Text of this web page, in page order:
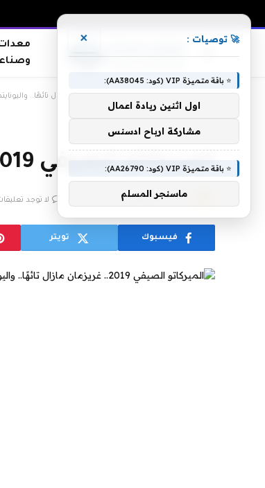
الميركاتو الصيفي 2019.. غريزمان مازال تائهًا.. واليونايتد ينقذ الريال
بواسطة admin لا توجد
فيسبوك تويتر
🚀 توصيات : ×
⭐ باقة متميزة VIP (كود: AA38045):
اول اثنين ريادة اعمال
مشاركة ارباح ادسنس
⭐ باقة متميزة VIP (كود: AA26790):
ماسنجر المسلم